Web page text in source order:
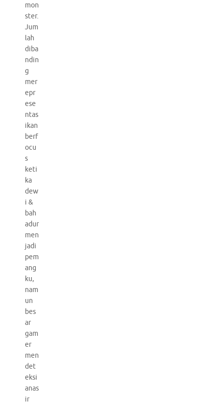
mon
ster.
Jum
lah
diba
ndin
g
mer
epr
ese
ntas
ikan
berf
ocu
s
keti
ka
dew
i &
bah
adur
men
jadi
pem
ang
ku,
nam
un
bes
ar
gam
er
men
det
eksi
anas
ir